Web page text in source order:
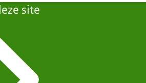
site